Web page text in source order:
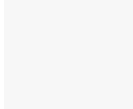
Церква й армія
віру, мораль і єдність
Блаженнійший Митрополит
керівництвом Служби
подальший розвиток духовної